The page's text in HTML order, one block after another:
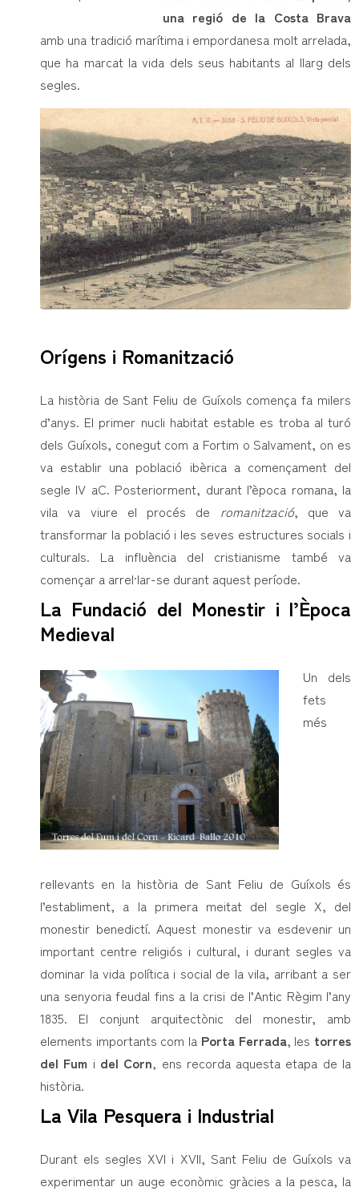
una regió de la Costa Brava
amb una tradició marítima i empordanesa molt arrelada,
que ha marcat la vida dels seus habitants al llarg dels
segles.
Orígens i Romanització
La història de Sant Feliu de Guíxols comença fa milers
d’anys. El primer nucli habitat estable es troba al turó
dels Guíxols, conegut com a Fortim o Salvament, on es
va establir una població ibèrica a començament del
segle IV aC. Posteriorment, durant l’època romana, la
vila va viure el procés de romanització, que va
transformar la població i les seves estructures socials i
culturals. La influència del cristianisme també va
començar a arrel·lar-se durant aquest període.
La Fundació del Monestir i l’Època
Medieval
Un dels
fets
més
rellevants en la història de Sant Feliu de Guíxols és
l’establiment, a la primera meitat del segle X, del
monestir benedictí. Aquest monestir va esdevenir un
important centre religiós i cultural, i durant segles va
dominar la vida política i social de la vila, arribant a ser
una senyoria feudal fins a la crisi de l’Antic Règim l’any
1835. El conjunt arquitectònic del monestir, amb
elements importants com la Porta Ferrada, les torres
del Fum i del Corn, ens recorda aquesta etapa de la
història.
La Vila Pesquera i Industrial
Durant els segles XVI i XVII, Sant Feliu de Guíxols va
experimentar un auge econòmic gràcies a la pesca, la